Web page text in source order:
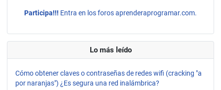
Participa!!! Entra en los foros aprenderaprogramar.com.
Lo más leído
Cómo obtener claves o contraseñas de redes wifi (cracking "a
por naranjas") ¿Es segura una red inalámbrica?